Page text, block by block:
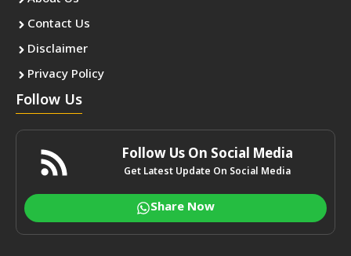
Contact Us
Disclaimer
Privacy Policy
Follow Us
Follow Us On Social Media
Get Latest Update On Social Media
Share Now